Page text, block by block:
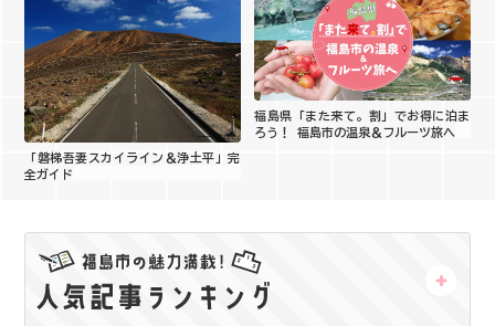
「磐梯吾妻スカイライン＆浄土平」完
全ガイド
福島県「また来て。割」でお得に泊ま
ろう！ 福島市の温泉＆フルーツ旅へ